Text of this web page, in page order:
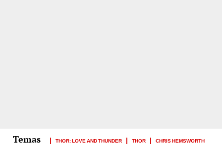
THOR: LOVE AND THUNDER THOR CHRIS HEMSWORTH